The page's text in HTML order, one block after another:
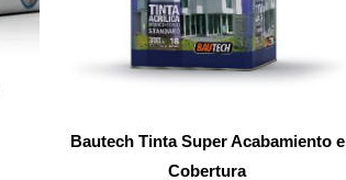
Bautech Tinta Super Acabamiento e
Cobertura